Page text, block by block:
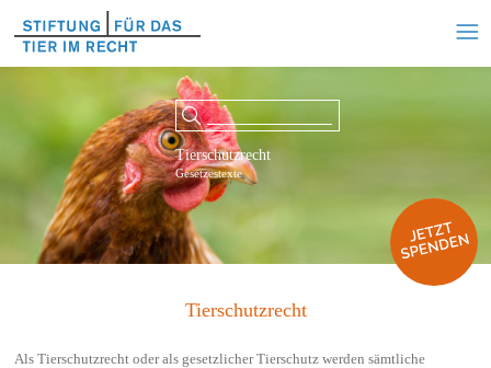
Tierschutzrecht
Gesetzestexte
Tierschutzrecht
Als Tierschutzrecht oder als gesetzlicher Tierschutz werden sämtliche